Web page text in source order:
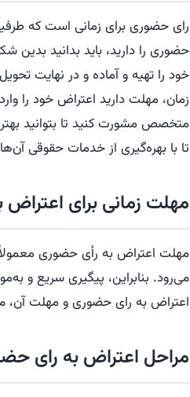
رای حضوری برای زمانی است که
حضوری را دارید، باید بدانید
خود را تهیه و آماده و در نهایت
زمان، مهلت دارید اعتراض خود را
متخصص مشورت کنید تا بتوانید
تا با بهره‌گیری از خدمات حقوقی
مهلت زمانی برای
مهلت اعتراض به رأی حضوری
می‌رود. بنابراین، پیگیری سریع و
اعتراض به رای حضوری و مهلت آن،
مراحل اعتراض به رای